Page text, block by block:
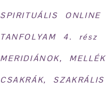
SPIRITUÁLIS ONLINE
TANFOLYAM 4. rész
MERIDIÁNOK, MELLÉK
CSAKRÁK, SZAKRÁLIS